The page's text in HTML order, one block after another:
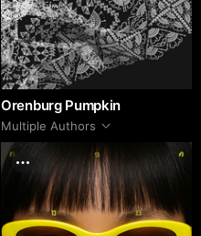
Orenburg Pumpkin
Multiple Authors